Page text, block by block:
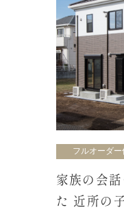
フルオーダー
家族の会
た 近所の